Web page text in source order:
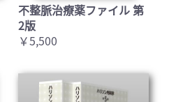
不整脈治療薬ファイル 第
2版
￥5,500